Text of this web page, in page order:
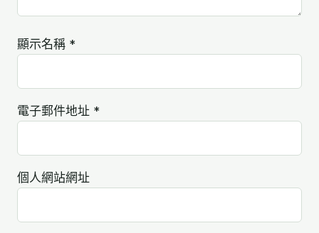
顯示名稱 *
電子郵件地址 *
個人網站網址